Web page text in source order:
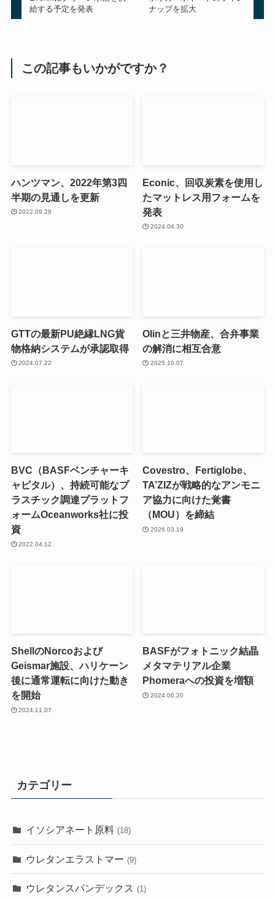
給する予定を発表
ナップを拡大
この記事もいかがですか？
ハンツマン、2022年第3四
半期の見通しを更新
2022.09.28
Econic、回収炭素を使用し
たマットレス用フォームを
発表
2024.04.30
GTTの最新PU絶縁LNG貨
物格納システムが承認取得
2024.07.22
Olinと三井物産、合弁事業
の解消に相互合意
2025.10.07
BVC（BASFベンチャーキ
ャピタル）、持続可能なプ
ラスチック調達プラットフ
ォームOceanworks社に投
資
2022.04.12
Covestro、Fertiglobe、
TA’ZIZが戦略的なアンモニ
ア協力に向けた覚書
（MOU）を締結
2026.03.19
ShellのNorcoおよび
Geismar施設、ハリケーン
後に通常運転に向けた動き
を開始
2024.11.07
BASFがフォトニック結晶
メタマテリアル企業
Phomeraへの投資を増額
2024.06.20
カテゴリー
イソシアネート原料 (18)
ウレタンエラストマー (9)
ウレタンスパンデックス (1)